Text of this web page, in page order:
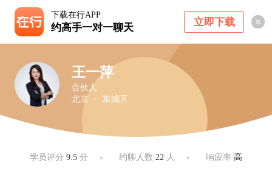
下载在行APP
约高手一对一聊天 立即下载
王一萍
合伙人
北京 ・ 东城区
学员评分9.5 分 约聊人数 22 人 响应率 高